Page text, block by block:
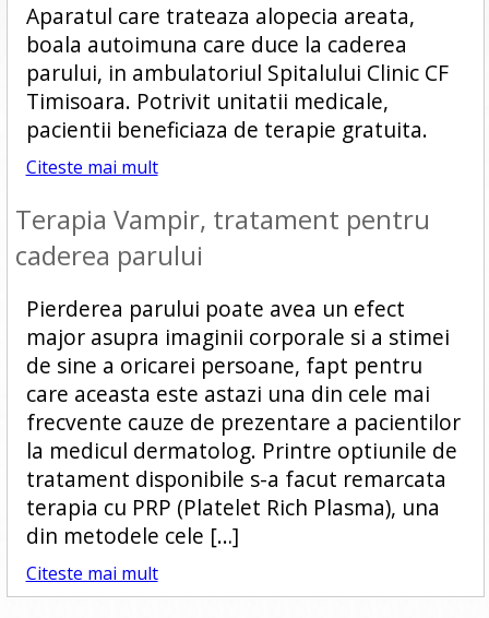
Aparatul care trateaza alopecia areata,
boala autoimuna care duce la caderea
parului, in ambulatoriul Spitalului Clinic CF
Timisoara. Potrivit unitatii medicale,
pacientii beneficiaza de terapie gratuita.
Citeste mai mult
Terapia Vampir, tratament pentru
caderea parului
Pierderea parului poate avea un efect
major asupra imaginii corporale si a stimei
de sine a oricarei persoane, fapt pentru
care aceasta este astazi una din cele mai
frecvente cauze de prezentare a pacientilor
la medicul dermatolog. Printre optiunile de
tratament disponibile s-a facut remarcata
terapia cu PRP (Platelet Rich Plasma), una
din metodele cele […]
Citeste mai mult